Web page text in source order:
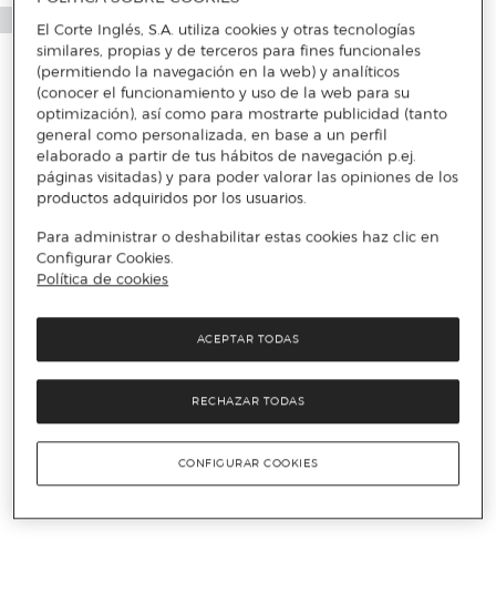
El Corte Inglés, S.A. utiliza cookies y otras tecnologías
similares, propias y de terceros para fines funcionales
(permitiendo la navegación en la web) y analíticos
(conocer el funcionamiento y uso de la web para su
optimización), así como para mostrarte publicidad (tanto
general como personalizada, en base a un perfil
elaborado a partir de tus hábitos de navegación p.ej.
páginas visitadas) y para poder valorar las opiniones de los
productos adquiridos por los usuarios.
Para administrar o deshabilitar estas cookies haz clic en
Configurar Cookies.
Política de cookies
RECHAZAR TODAS
ACEPTAR TODAS
CONFIGURAR COOKIES